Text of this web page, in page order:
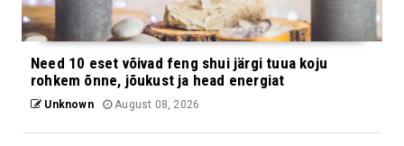
Need 10 eset võivad feng shui järgi tuua koju
rohkem õnne, jõukust ja head energiat
Unknown August 08, 2026